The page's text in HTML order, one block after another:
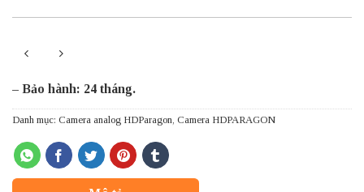
– Bảo hành: 24 tháng.
Danh mục: Camera analog HDParagon, Camera HDPARAGON